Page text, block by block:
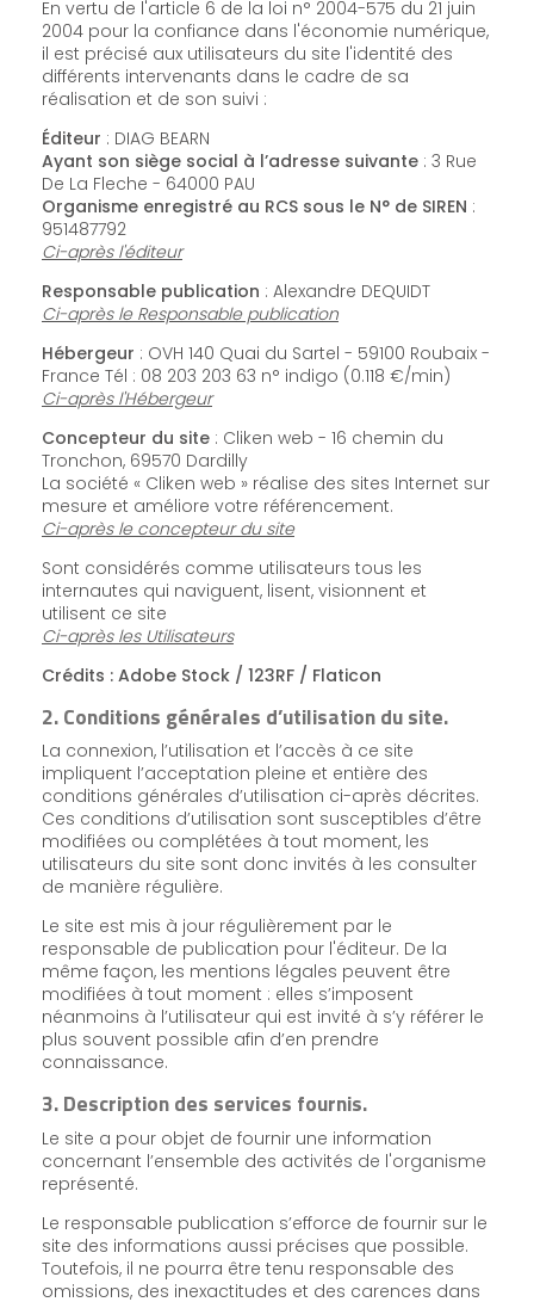
En vertu de l'article 6 de la loi n° 2004-575 du 21 juin
2004 pour la confiance dans l'économie numérique,
il est précisé aux utilisateurs du site l'identité des
différents intervenants dans le cadre de sa
réalisation et de son suivi :
Éditeur : DIAG BEARN
Ayant son siège social à l’adresse suivante : 3 Rue
De La Fleche - 64000 PAU
Organisme enregistré au RCS sous le N° de SIREN :
951487792
Ci-après l'éditeur
Responsable publication : Alexandre DEQUIDT
Ci-après le Responsable publication
Hébergeur : OVH 140 Quai du Sartel - 59100 Roubaix -
France Tél : 08 203 203 63 n° indigo (0.118 €/min)
Ci-après l'Hébergeur
Concepteur du site : Cliken web - 16 chemin du
Tronchon, 69570 Dardilly
La société « Cliken web » réalise des sites Internet sur
mesure et améliore votre référencement.
Ci-après le concepteur du site
Sont considérés comme utilisateurs tous les
internautes qui naviguent, lisent, visionnent et
utilisent ce site
Ci-après les Utilisateurs
Crédits : Adobe Stock / 123RF / Flaticon
2. Conditions générales d’utilisation du site.
La connexion, l’utilisation et l’accès à ce site
impliquent l’acceptation pleine et entière des
conditions générales d’utilisation ci-après décrites.
Ces conditions d’utilisation sont susceptibles d’être
modifiées ou complétées à tout moment, les
utilisateurs du site sont donc invités à les consulter
de manière régulière.
Le site est mis à jour régulièrement par le
responsable de publication pour l'éditeur. De la
même façon, les mentions légales peuvent être
modifiées à tout moment : elles s’imposent
néanmoins à l’utilisateur qui est invité à s’y référer le
plus souvent possible afin d’en prendre
connaissance.
3. Description des services fournis.
Le site a pour objet de fournir une information
concernant l’ensemble des activités de l'organisme
représenté.
Le responsable publication s’efforce de fournir sur le
site des informations aussi précises que possible.
Toutefois, il ne pourra être tenu responsable des
omissions, des inexactitudes et des carences dans